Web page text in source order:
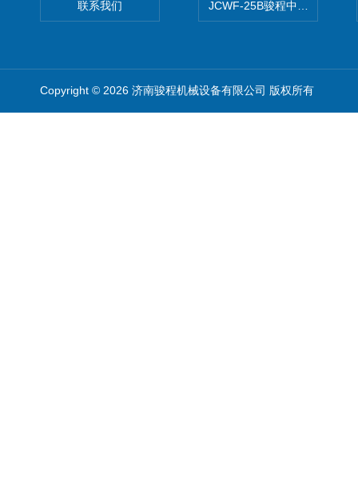
联系我们 JCWF-25B骏程中草药超细粉
Copyright © 2026 济南骏程机械设备有限公司 版权所有